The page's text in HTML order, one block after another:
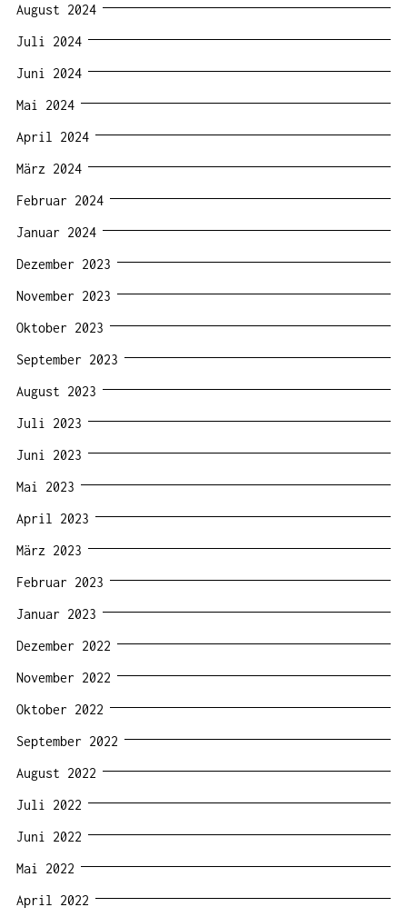
August 2024
Juli 2024
Juni 2024
Mai 2024
April 2024
März 2024
Februar 2024
Januar 2024
Dezember 2023
November 2023
Oktober 2023
September 2023
August 2023
Juli 2023
Juni 2023
Mai 2023
April 2023
März 2023
Februar 2023
Januar 2023
Dezember 2022
November 2022
Oktober 2022
September 2022
August 2022
Juli 2022
Juni 2022
Mai 2022
April 2022